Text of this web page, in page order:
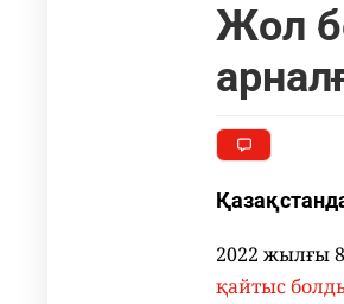
Жол
2022 жылғы
қайтыс